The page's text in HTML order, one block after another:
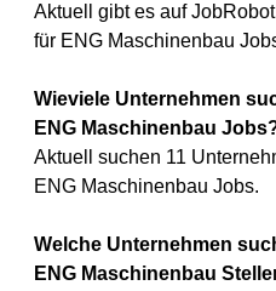
Aktuell gibt es auf
für ENG Maschinenbau
Wieviele Unternehmen
ENG Maschinenbau
Aktuell suchen 11
ENG Maschinenbau Jobs.
Welche Unternehmen
ENG Maschinenbau